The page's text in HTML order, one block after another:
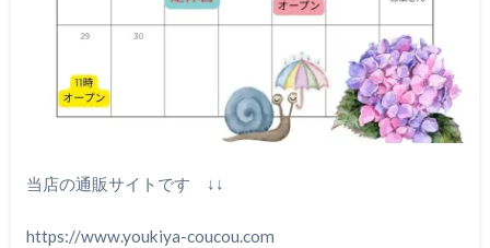
当店の通販サイトです ↓↓
https://www.youkiya-coucou.com